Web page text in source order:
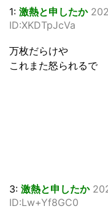
1: 激熱と申したか
ID:XKDTpJcVa
万枚だらけや
これまた怒られるで
3: 激熱と申したか
ID:Lw+Yf8GC0